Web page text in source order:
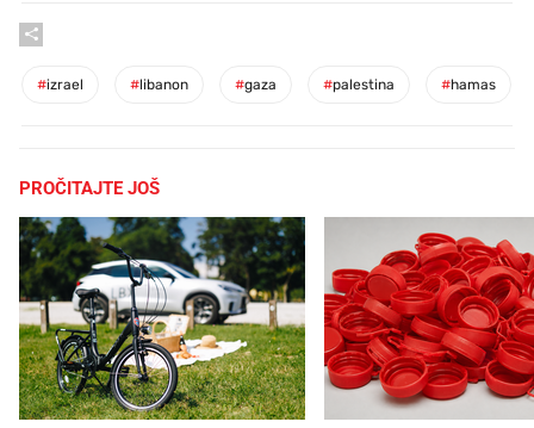
#izrael #libanon #gaza #palestina #hamas
PROČITAJTE JOŠ